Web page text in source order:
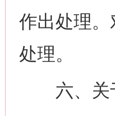
作出处理
处理。
六、关于